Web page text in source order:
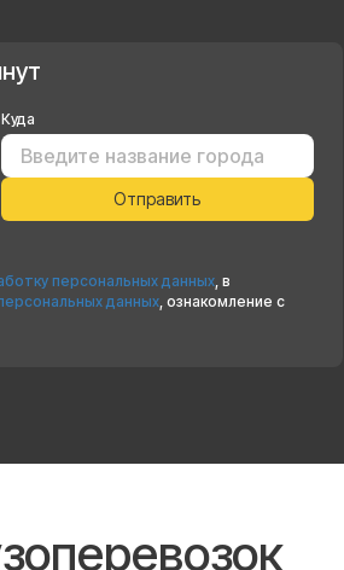
Куда
персональных данных, в
данных, ознакомление с